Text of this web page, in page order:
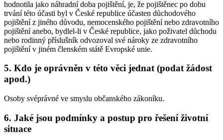
hodnotila jako náhradní doba pojištění, je, že pojištěnec po dobu
trvání této účasti byl v České republice účasten důchodového
pojištění z jiného důvodu, nemocenského pojištění nebo zdravotního
pojištění anebo, bydlel-li v České republice, jako poživatel důchodu
nebo rodinný příslušník odvozoval své nároky ze zdravotního
pojištění v jiném členském státě Evropské unie.
5. Kdo je oprávněn v této věci jednat (podat žádost
apod.)
Osoby svéprávné ve smyslu občanského zákoníku.
6. Jaké jsou podmínky a postup pro řešení životní
situace